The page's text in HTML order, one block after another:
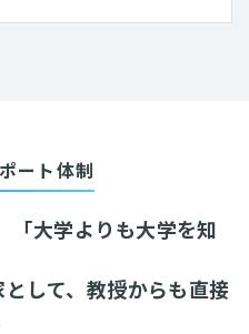
ート体制
「大学よりも大学を知
して、教授からも直接